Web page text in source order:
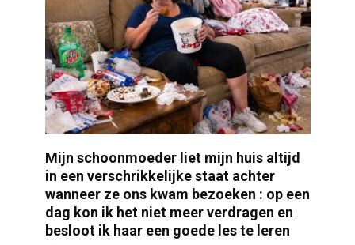
Mijn schoonmoeder liet mijn huis altijd
in een verschrikkelijke staat achter
wanneer ze ons kwam bezoeken : op een
dag kon ik het niet meer verdragen en
besloot ik haar een goede les te leren